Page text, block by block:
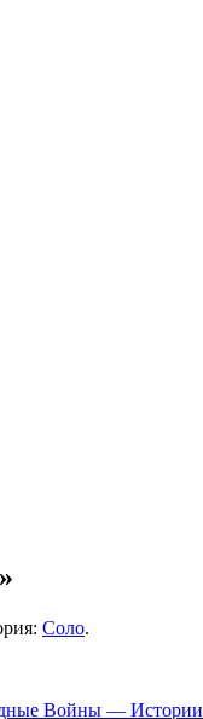
Соло.
Войны — Истории